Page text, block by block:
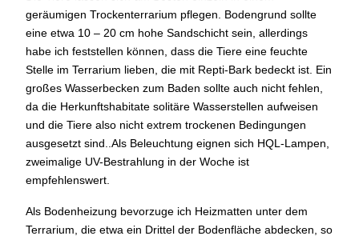
geräumigen Trockenterrarium pflegen. Bodengrund sollte
eine etwa 10 – 20 cm hohe Sandschicht sein, allerdings
habe ich feststellen können, dass die Tiere eine feuchte
Stelle im Terrarium lieben, die mit Repti-Bark bedeckt ist. Ein
großes Wasserbecken zum Baden sollte auch nicht fehlen,
da die Herkunftshabitate solitäre Wasserstellen aufweisen
und die Tiere also nicht extrem trockenen Bedingungen
ausgesetzt sind..Als Beleuchtung eignen sich HQL-Lampen,
zweimalige UV-Bestrahlung in der Woche ist
empfehlenswert.
Als Bodenheizung bevorzuge ich Heizmatten unter dem
Terrarium, die etwa ein Drittel der Bodenfläche abdecken, so